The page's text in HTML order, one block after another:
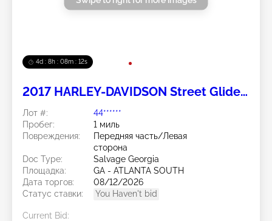
4d : 8h : 08m : 11s
2017 HARLEY-DAVIDSON Street Glide
Лот #:
44******
Пробег:
1 миль
Повреждения:
Передняя часть/Левая
сторона
Doc Type:
Salvage Georgia
Площадка:
GA - ATLANTA SOUTH
Дата торгов:
08/12/2026
Статус ставки:
You Haven't bid
Current Bid: